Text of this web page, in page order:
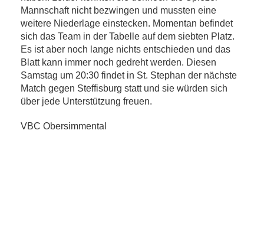
Mannschaft nicht bezwingen und mussten eine
weitere Niederlage einstecken. Momentan befindet
sich das Team in der Tabelle auf dem siebten Platz.
Es ist aber noch lange nichts entschieden und das
Blatt kann immer noch gedreht werden. Diesen
Samstag um 20:30 findet in St. Stephan der nächste
Match gegen Steffisburg statt und sie würden sich
über jede Unterstützung freuen.
VBC Obersimmental